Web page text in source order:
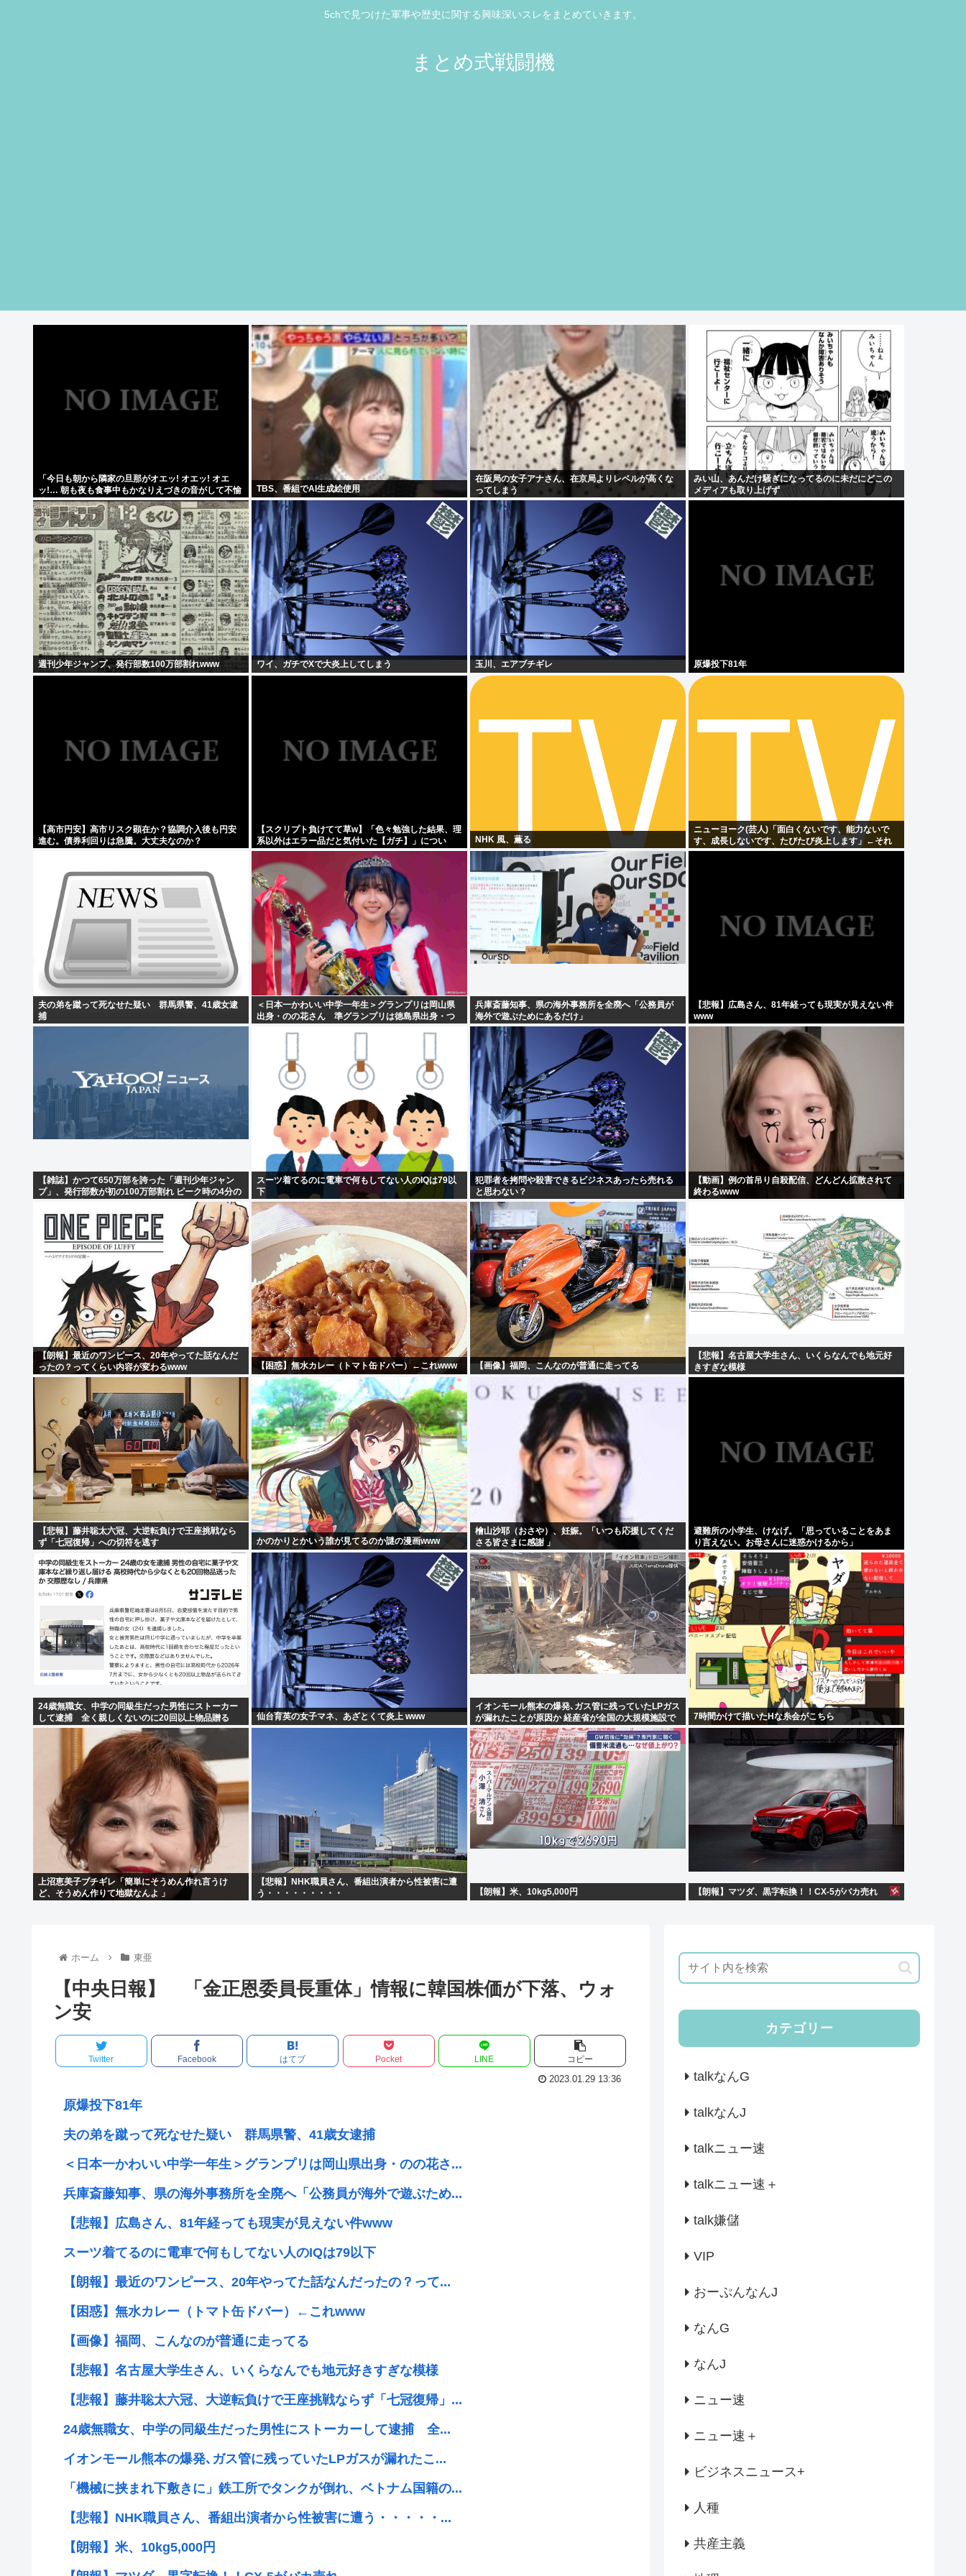
5chで見つけた軍事や歴史に関する興味深いスレをまとめていきます。
まとめ式戦闘機
「今日も朝から隣家の旦那がオエッ! オエッ! オエ
ッ!… 朝も夜も食事中もかなりえづきの音がして不愉
快な1日が始まります…」
TBS、番組でAI生成絵使用
在阪局の女子アナさん、在京局よりレベルが高くな
ってしまう
みい山、あんだけ騒ぎになってるのに未だにどこの
メディアも取り上げず
週刊少年ジャンプ、発行部数100万部割れwww ワイ、ガチでXで大炎上してしまう 玉川、エアブチギレ 原爆投下81年
【高市円安】高市リスク顕在か？協調介入後も円安
進む。債券利回りは急騰。大丈夫なのか？
【スクリプト負けてて草w】「色々勉強した結果、理
系以外はエラー品だと気付いた【ガチ】」につい
て、もっと具体的に話そうか
NHK 風、薫る
ニューヨーク(芸人)「面白くないです、能力ないで
す、成長しないです、たびたび炎上します」←それ
でもゴリ押される理由
夫の弟を蹴って死なせた疑い 群馬県警、41歳女逮
捕
＜日本一かわいい中学一年生＞グランプリは岡山県
出身・のの花さん 準グランプリは徳島県出身・つ
兵庫斎藤知事、県の海外事務所を全廃へ「公務員が
海外で遊ぶためにあるだけ」
【悲報】広島さん、81年経っても現実が見えない件
www
【雑誌】かつて650万部を誇った「週刊少年ジャン
プ」、発行部数が初の100万部割れ ピーク時の4分の
スーツ着てるのに電車で何もしてない人のIQは79以
下
犯罪者を拷問や殺害できるビジネスあったら売れる
と思わない？
【動画】例の首吊り自殺配信、どんどん拡散されて
終わるwww
【朗報】最近のワンピース、20年やってた話なんだ
ったの？ってくらい内容が変わるwww
【困惑】無水カレー（トマト缶ドバー）←これwww 【画像】福岡、こんなのが普通に走ってる
【悲報】名古屋大学生さん、いくらなんでも地元好
きすぎな模様
【悲報】藤井聡太六冠、大逆転負けで王座挑戦なら
ず「七冠復帰」への切符を逃す
かのかりとかいう誰が見てるのか謎の漫画www
檜山沙耶（おさや）、妊娠。「いつも応援してくだ
さる皆さまに感謝 」
避難所の小学生、けなげ。「思っていることをあま
り言えない。お母さんに迷惑かけるから」
24歳無職女、中学の同級生だった男性にストーカー
して逮捕 全く親しくないのに20回以上物品贈る
仙台育英の女子マネ、あざとくて炎上 www
イオンモール熊本の爆発､ガス管に残っていたLPガス
が漏れたことが原因か 経産省が全国の大規模施設で
ガス供給設備の点検要請
7時間かけて描いたHな糸会がこちら
上沼恵美子ブチギレ「簡単にそうめん作れ言うけ
ど、そうめん作りて地獄なんよ 」
【悲報】NHK職員さん、番組出演者から性被害に遭
う・・・・・・・・・
【朗報】米、10kg5,000円 【朗報】マツダ、黒字転換！！CX-5がバカ売れ
ホーム 東亜
【中央日報】 「金正恩委員長重体」情報に韓国株価が下落、ウォ
ン安
Twitter Facebook はてブ Pocket LINE コピー
2023.01.29 13:36
原爆投下81年
夫の弟を蹴って死なせた疑い 群馬県警、41歳女逮捕
＜日本一かわいい中学一年生＞グランプリは岡山県出身・のの花さ...
兵庫斎藤知事、県の海外事務所を全廃へ「公務員が海外で遊ぶため...
【悲報】広島さん、81年経っても現実が見えない件www
スーツ着てるのに電車で何もしてない人のIQは79以下
【朗報】最近のワンピース、20年やってた話なんだったの？って...
【困惑】無水カレー（トマト缶ドバー）←これwww
【画像】福岡、こんなのが普通に走ってる
【悲報】名古屋大学生さん、いくらなんでも地元好きすぎな模様
【悲報】藤井聡太六冠、大逆転負けで王座挑戦ならず「七冠復帰」...
24歳無職女、中学の同級生だった男性にストーカーして逮捕 全...
イオンモール熊本の爆発､ガス管に残っていたLPガスが漏れたこ...
「機械に挟まれ下敷きに」鉄工所でタンクが倒れ、ベトナム国籍の...
【悲報】NHK職員さん、番組出演者から性被害に遭う・・・・・...
【朗報】米、10kg5,000円
カテゴリー
talkなんG
talkなんJ
talkニュー速
talkニュー速＋
talk嫌儲
VIP
おーぷんなんJ
なんG
なんJ
ニュー速
ニュー速＋
ビジネスニュース+
人種
共産主義